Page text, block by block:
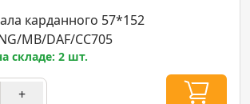
карданного 57*152
MB/DAF/CC705
складе: 2 шт.
+